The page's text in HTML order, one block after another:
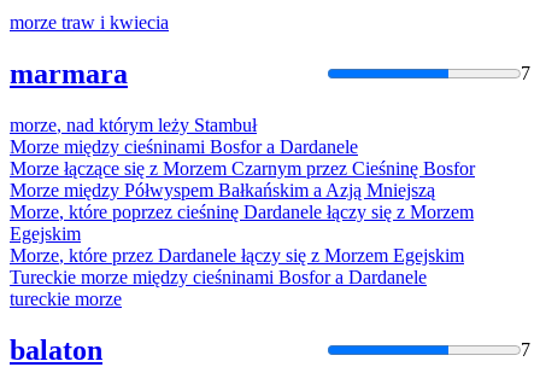
morze traw i kwiecia
marmara 7
morze, nad którym leży Stambuł
Morze między cieśninami Bosfor a Dardanele
Morze łączące się z Morzem Czarnym przez Cieśninę Bosfor
Morze między Półwyspem Bałkańskim a Azją Mniejszą
Morze, które poprzez cieśninę Dardanele łączy się z Morzem
Egejskim
Morze, które przez Dardanele łączy się z Morzem Egejskim
Tureckie morze między cieśninami Bosfor a Dardanele
tureckie morze
balaton 7